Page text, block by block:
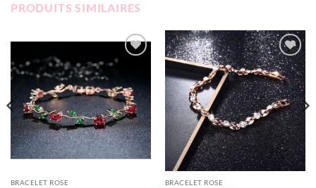
PRODUITS SIMILAIRES
BRACELET ROSE
Add to
wishlist
BRACELET ROSE